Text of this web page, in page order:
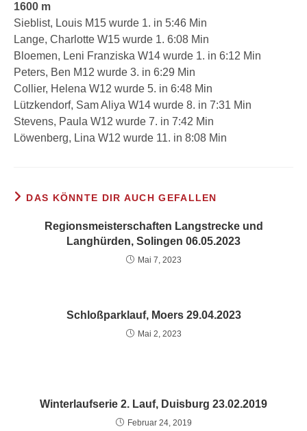
1600 m
Sieblist, Louis M15 wurde 1. in 5:46 Min
Lange, Charlotte W15 wurde 1. 6:08 Min
Bloemen, Leni Franziska W14 wurde 1. in 6:12 Min
Peters, Ben M12 wurde 3. in 6:29 Min
Collier, Helena W12 wurde 5. in 6:48 Min
Lützkendorf, Sam Aliya W14 wurde 8. in 7:31 Min
Stevens, Paula W12 wurde 7. in 7:42 Min
Löwenberg, Lina W12 wurde 11. in 8:08 Min
DAS KÖNNTE DIR AUCH GEFALLEN
Regionsmeisterschaften Langstrecke und
Langhürden, Solingen 06.05.2023
Mai 7, 2023
Schloßparklauf, Moers 29.04.2023
Mai 2, 2023
Winterlaufserie 2. Lauf, Duisburg 23.02.2019
Februar 24, 2019